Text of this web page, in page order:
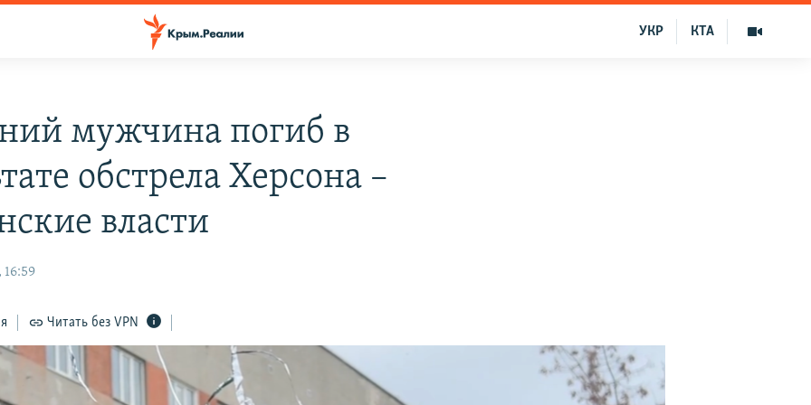
КТА
УКР
мужчина погиб в
обстрела Херсона –
власти
16:59
Читать без VPN